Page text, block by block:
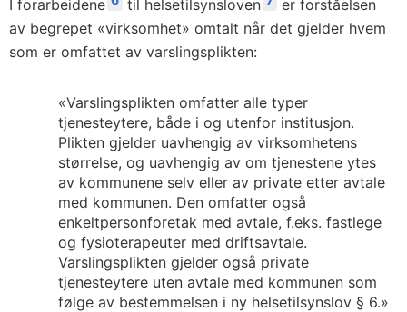
I forarbeidene til helsetilsynsloven
er forståelsen
av begrepet «virksomhet» omtalt når det gjelder hvem
som er omfattet av varslingsplikten:
«Varslingsplikten omfatter alle typer
tjenesteytere, både i og utenfor institusjon.
Plikten gjelder uavhengig av virksomhetens
størrelse, og uavhengig av om tjenestene ytes
av kommunene selv eller av private etter avtale
med kommunen. Den omfatter også
enkeltpersonforetak med avtale, f.eks. fastlege
og fysioterapeuter med driftsavtale.
Varslingsplikten gjelder også private
tjenesteytere uten avtale med kommunen som
følge av bestemmelsen i ny helsetilsynslov § 6.»